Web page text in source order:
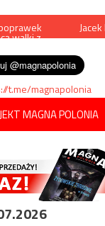
walki z
t.me/magnapolonia
MAGNA POLONIA